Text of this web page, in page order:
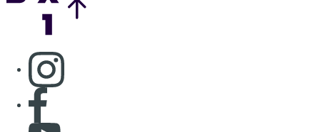
Consulter page Instagram
Consulter page Facebook